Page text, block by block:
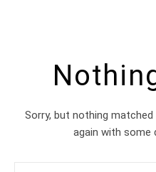
Sorry, but nothing
again with some